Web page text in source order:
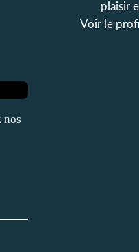
nos
plaisir
Voir le